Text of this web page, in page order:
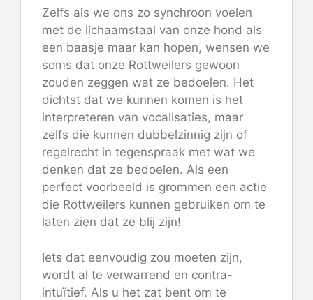
Zelfs als we ons zo synchroon voelen
met de lichaamstaal van onze hond als
een baasje maar kan hopen, wensen we
soms dat onze Rottweilers gewoon
zouden zeggen wat ze bedoelen. Het
dichtst dat we kunnen komen is het
interpreteren van vocalisaties, maar
zelfs die kunnen dubbelzinnig zijn of
regelrecht in tegenspraak met wat we
denken dat ze bedoelen. Als een
perfect voorbeeld is grommen een actie
die Rottweilers kunnen gebruiken om te
laten zien dat ze blij zijn!
Iets dat eenvoudig zou moeten zijn,
wordt al te verwarrend en contra-
intuïtief. Als u het zat bent om te